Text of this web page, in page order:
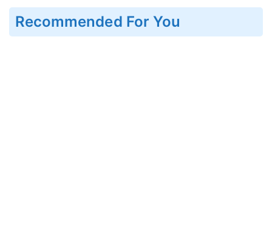
Recommended For You